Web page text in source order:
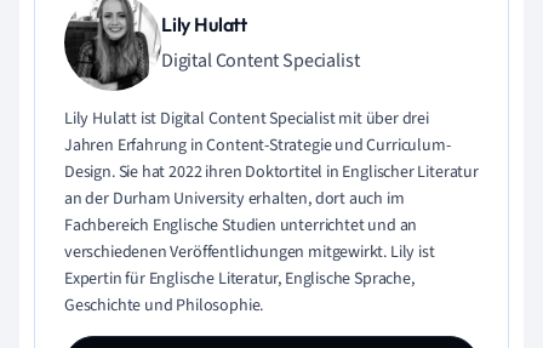
Lily Hulatt
Digital Content Specialist
Lily Hulatt ist Digital Content Specialist mit über drei
Jahren Erfahrung in Content-Strategie und Curriculum-
Design. Sie hat 2022 ihren Doktortitel in Englischer Literatur
an der Durham University erhalten, dort auch im
Fachbereich Englische Studien unterrichtet und an
verschiedenen Veröffentlichungen mitgewirkt. Lily ist
Expertin für Englische Literatur, Englische Sprache,
Geschichte und Philosophie.